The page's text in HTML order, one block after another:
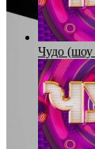
Чудо (шоу